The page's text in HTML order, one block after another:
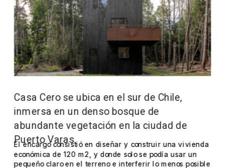
Casa Cero se ubica en el sur de Chile,
inmersa en un denso bosque de
abundante vegetación en la ciudad de
Puerto Varas.
El encargo consistió en diseñar y construir una vivienda
económica de 120 m2, y donde solo se podía usar un
pequeño claro en el terreno e interferir lo menos posible